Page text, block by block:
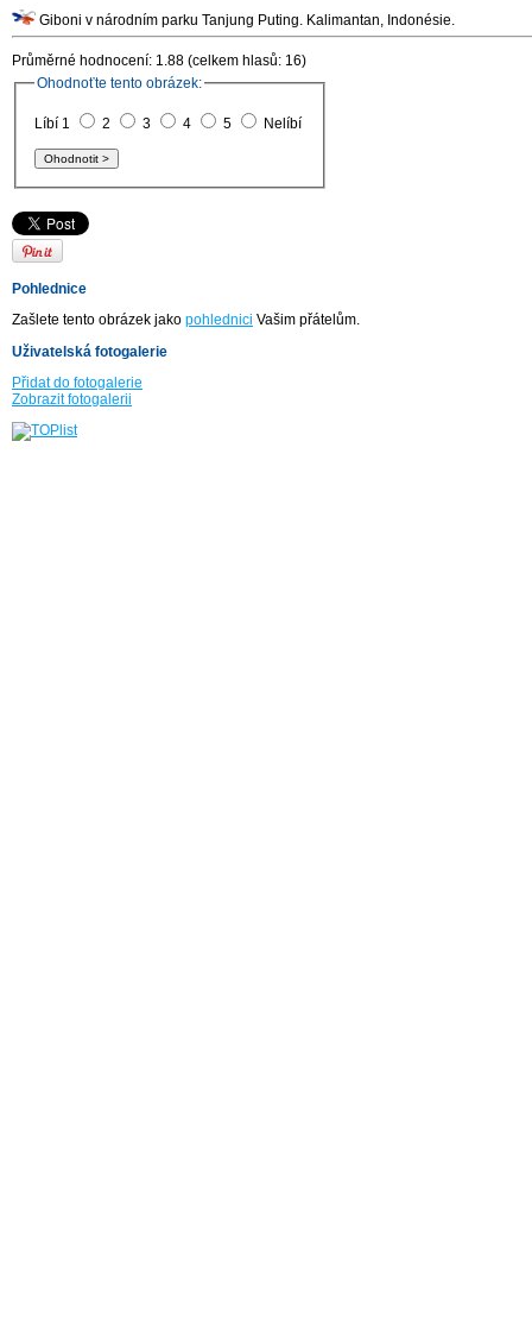
Giboni v národním parku Tanjung Puting. Kalimantan, Indonésie.
Průměrné hodnocení: 1.88 (celkem hlasů: 16)
Ohodnoťte tento obrázek:
Líbí 1 2 3 4 5 Nelíbí
Pohlednice
Zašlete tento obrázek jako pohlednici Vašim přátelům.
Uživatelská fotogalerie
Přidat do fotogalerie
Zobrazit fotogalerii